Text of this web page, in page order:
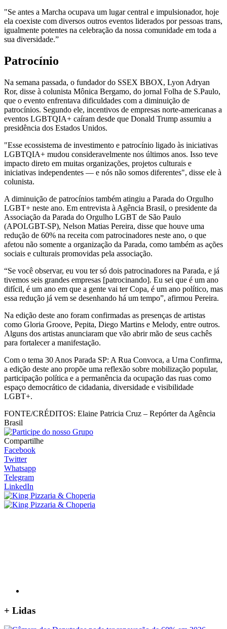
"Se antes a Marcha ocupava um lugar central e impulsionador, hoje
ela coexiste com diversos outros eventos liderados por pessoas trans,
igualmente potentes na celebração da nossa comunidade em toda a
sua diversidade.”
Patrocínio
Na semana passada, o fundador do SSEX BBOX, Lyon Adryan
Ror, disse à colunista Mônica Bergamo, do jornal Folha de S.Paulo,
que o evento enfrentava dificuldades com a diminuição de
patrocínios. Segundo ele, incentivos de empresas norte-americanas a
eventos LGBTQIA+ caíram desde que Donald Trump assumiu a
presidência dos Estados Unidos.
"Esse ecossistema de investimento e patrocínio ligado às iniciativas
LGBTQIA+ mudou consideravelmente nos últimos anos. Isso teve
impacto direto em muitas organizações, projetos culturais e
iniciativas independentes — e nós não somos diferentes", disse ele à
colunista.
A diminuição de patrocínios também atingiu a Parada do Orgulho
LGBT+ neste ano. Em entrevista à Agência Brasil, o presidente da
Associação da Parada do Orgulho LGBT de São Paulo
(APOLGBT-SP), Nelson Matias Pereira, disse que houve uma
redução de 60% na receita com patrocinadores neste ano, o que
afetou não somente a organização da Parada, como também as ações
sociais e culturais promovidas pela associação.
“Se você observar, eu vou ter só dois patrocinadores na Parada, e já
tivemos seis grandes empresas [patrocinando]. Eu sei que é um ano
difícil, é um ano em que a gente vai ter Copa, é um ano político, mas
essa redução já vem se desenhando há um tempo”, afirmou Pereira.
Na edição deste ano foram confirmadas as presenças de artistas
como Gloria Groove, Pepita, Diego Martins e Melody, entre outros.
Alguns dos artistas anunciaram que vão abrir mão de seus cachês
para fortalecer a manifestação.
Com o tema 30 Anos Parada SP: A Rua Convoca, a Urna Confirma,
a edição deste ano propõe uma reflexão sobre mobilização popular,
participação política e a permanência da ocupação das ruas como
espaço democrático de cidadania, diversidade e visibilidade
LGBT+.
FONTE/CRÉDITOS: Elaine Patricia Cruz – Repórter da Agência
Brasil
Compartilhe
Facebook
Twitter
Whatsapp
Telegram
LinkedIn
+ Lidas